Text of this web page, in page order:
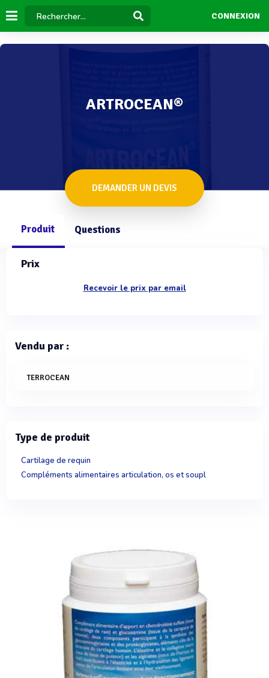
CONNEXION
ARTROCEAN®
DEMANDER UN DEVIS
Produit Questions
Prix
Recevoir le prix par email
Vendu par :
TERROCEAN
Type de produit
Cartilage de requin
Compléments alimentaires articulation, os et soupl